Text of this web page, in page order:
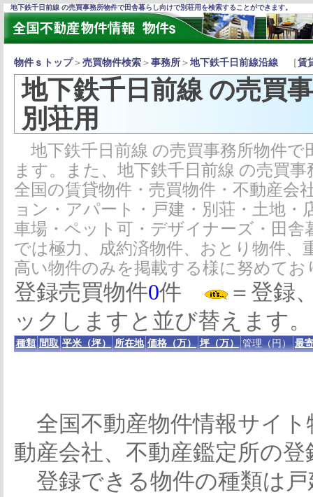
地下鉄千日前線 の売買事務所物件で田舎暮らし向けで別荘用を検索することができます。
物件ｓトップ＞ 売買物件検索 ＞ 事務所 ＞ 地下鉄千日前線沿線 ［賃
地下鉄千日前線 の売買
別荘用
地下鉄千日前線 の売買事務所物件
ます。また、地下鉄千日前線 の売買
全国の賃貸物件・売買物件・不動産会
ョン・アパート・戸建・別荘・土地
車場・ペット可・デザイナーズ・田
では極力、成約済物件、おとり物件
高い物件のみを掲載する様に努めてお
登録売買物件0件
＝登録
ックしますと並び替えます。
種類 間取 平米（坪） 所在地 価格（万） 坪（万） 管理（円） 最
全国不動産物件情報サイト
動産会社、不動産鑑定所の
登録できる物件の種類は